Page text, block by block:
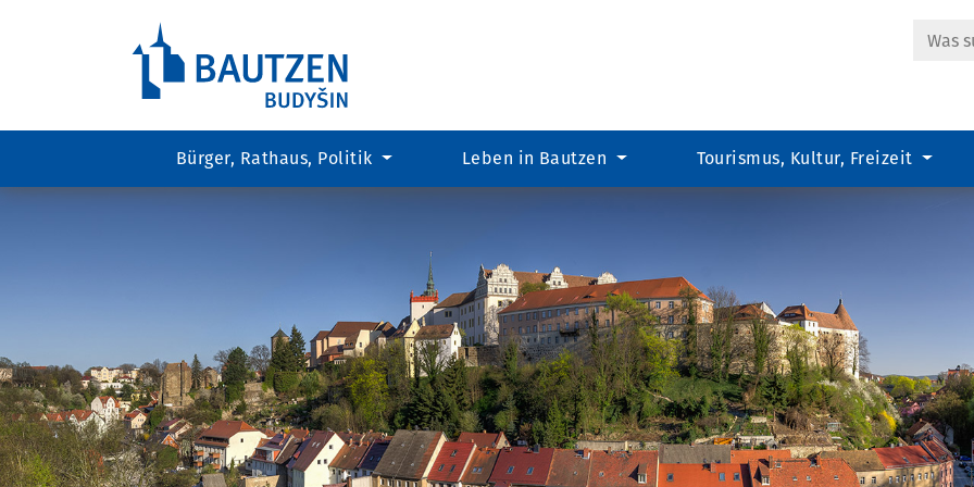
Hauptregion
Bürger, Rathaus, Politik Leben in Bautzen Tourismus, Kultur, Freizeit